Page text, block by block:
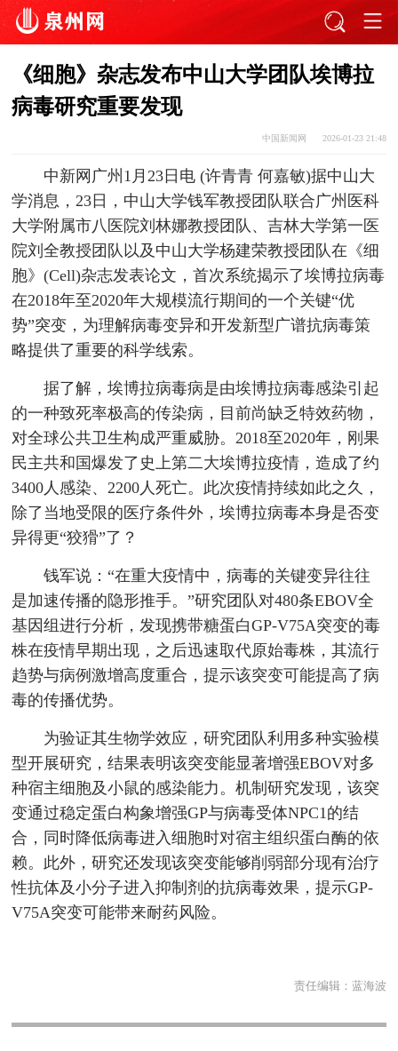
《细胞》杂志发布中山大学团队埃博拉
病毒研究重要发现
中国新闻网 2026-01-23 21:48
中新网广州1月23日电 (许青青 何嘉敏)据中山大
学消息，23日，中山大学钱军教授团队联合广州医科
大学附属市八医院刘林娜教授团队、吉林大学第一医
院刘全教授团队以及中山大学杨建荣教授团队在《细
胞》(Cell)杂志发表论文，首次系统揭示了埃博拉病毒
在2018年至2020年大规模流行期间的一个关键“优
势”突变，为理解病毒变异和开发新型广谱抗病毒策
略提供了重要的科学线索。
据了解，埃博拉病毒病是由埃博拉病毒感染引起
的一种致死率极高的传染病，目前尚缺乏特效药物，
对全球公共卫生构成严重威胁。2018至2020年，刚果
民主共和国爆发了史上第二大埃博拉疫情，造成了约
3400人感染、2200人死亡。此次疫情持续如此之久，
除了当地受限的医疗条件外，埃博拉病毒本身是否变
异得更“狡猾”了？
钱军说：“在重大疫情中，病毒的关键变异往往
是加速传播的隐形推手。”研究团队对480条EBOV全
基因组进行分析，发现携带糖蛋白GP-V75A突变的毒
株在疫情早期出现，之后迅速取代原始毒株，其流行
趋势与病例激增高度重合，提示该突变可能提高了病
毒的传播优势。
为验证其生物学效应，研究团队利用多种实验模
型开展研究，结果表明该突变能显著增强EBOV对多
种宿主细胞及小鼠的感染能力。机制研究发现，该突
变通过稳定蛋白构象增强GP与病毒受体NPC1的结
合，同时降低病毒进入细胞时对宿主组织蛋白酶的依
赖。此外，研究还发现该突变能够削弱部分现有治疗
性抗体及小分子进入抑制剂的抗病毒效果，提示GP-
V75A突变可能带来耐药风险。
责任编辑： 蓝海波